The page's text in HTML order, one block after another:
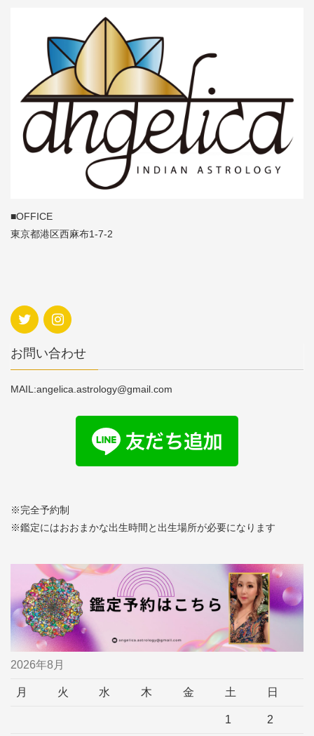
■OFFICE
東京都港区西麻布1-7-2
お問い合わせ
MAIL:angelica.astrology@gmail.com
※完全予約制
※鑑定にはおおまかな出生時間と出生場所が必要になります
2026年8月
月 火 水 木 金 土 日
1 2